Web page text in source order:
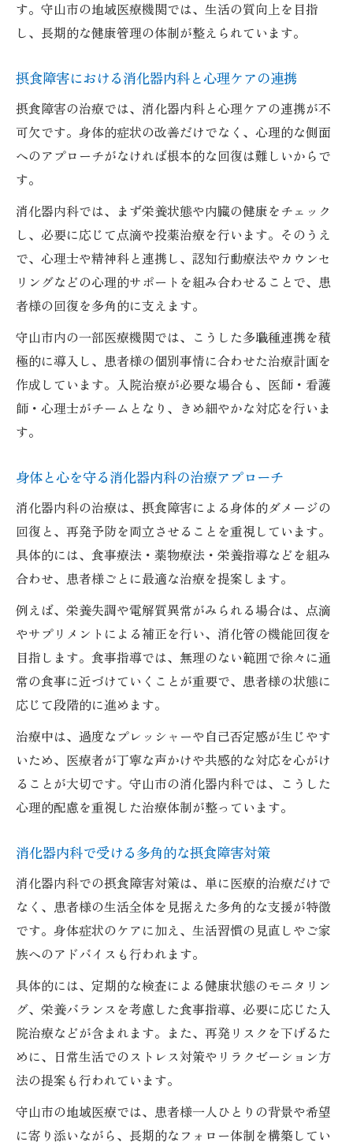
す。守山市の地域医療機関では、生活の質向上を目指
し、長期的な健康管理の体制が整えられています。
摂食障害における消化器内科と心理ケアの連携
摂食障害の治療では、消化器内科と心理ケアの連携が不
可欠です。身体的症状の改善だけでなく、心理的な側面
へのアプローチがなければ根本的な回復は難しいからで
す。
消化器内科では、まず栄養状態や内臓の健康をチェック
し、必要に応じて点滴や投薬治療を行います。そのうえ
で、心理士や精神科と連携し、認知行動療法やカウンセ
リングなどの心理的サポートを組み合わせることで、患
者様の回復を多角的に支えます。
守山市内の一部医療機関では、こうした多職種連携を積
極的に導入し、患者様の個別事情に合わせた治療計画を
作成しています。入院治療が必要な場合も、医師・看護
師・心理士がチームとなり、きめ細やかな対応を行いま
す。
身体と心を守る消化器内科の治療アプローチ
消化器内科の治療は、摂食障害による身体的ダメージの
回復と、再発予防を両立させることを重視しています。
具体的には、食事療法・薬物療法・栄養指導などを組み
合わせ、患者様ごとに最適な治療を提案します。
例えば、栄養失調や電解質異常がみられる場合は、点滴
やサプリメントによる補正を行い、消化管の機能回復を
目指します。食事指導では、無理のない範囲で徐々に通
常の食事に近づけていくことが重要で、患者様の状態に
応じて段階的に進めます。
治療中は、過度なプレッシャーや自己否定感が生じやす
いため、医療者が丁寧な声かけや共感的な対応を心がけ
ることが大切です。守山市の消化器内科では、こうした
心理的配慮を重視した治療体制が整っています。
消化器内科で受ける多角的な摂食障害対策
消化器内科での摂食障害対策は、単に医療的治療だけで
なく、患者様の生活全体を見据えた多角的な支援が特徴
です。身体症状のケアに加え、生活習慣の見直しやご家
族へのアドバイスも行われます。
具体的には、定期的な検査による健康状態のモニタリン
グ、栄養バランスを考慮した食事指導、必要に応じた入
院治療などが含まれます。また、再発リスクを下げるた
めに、日常生活でのストレス対策やリラクゼーション方
法の提案も行われています。
守山市の地域医療では、患者様一人ひとりの背景や希望
に寄り添いながら、長期的なフォロー体制を構築してい